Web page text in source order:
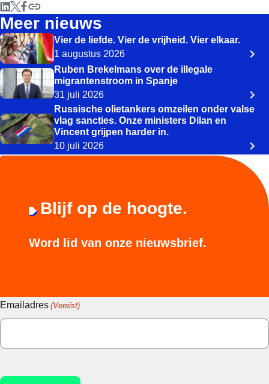
Meer nieuws
Vier de liefde. Vier de vrijheid. Vier elkaar.
1 augustus 2026
Ruben Brekelmans over de illegale
migrantenstroom in Spanje
31 juli 2026
Russische olietankers omzeilen onder valse
vlag sancties. Onze ministers Dilan en
Vincent grijpen harder in.
10 juli 2026
Blijf op de hoogte.
Word lid van onze nieuwsbrief.
Emailadres (Vereist)